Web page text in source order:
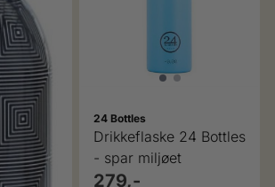
24 Bottles
Drikkeflaske 24 Bottles
- spar miljøet
279,-